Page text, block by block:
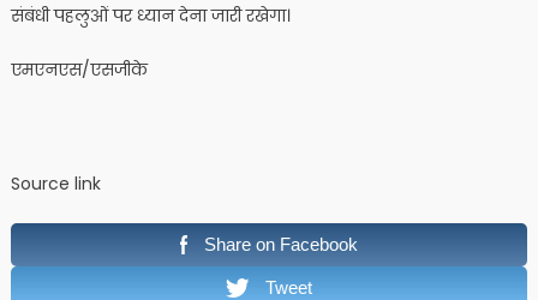
संबंधी पहलुओं पर ध्यान देना जारी रखेगा।
एमएनएस/एसजीके
Source link
Share on Facebook
Tweet